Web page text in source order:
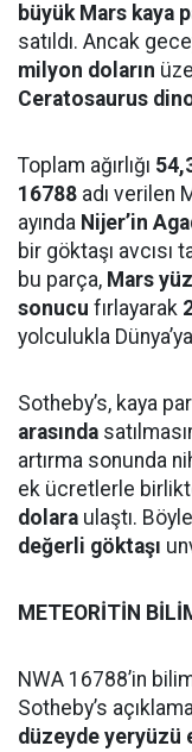
büyük Mars kaya
satıldı. Ancak
milyon doların
Ceratosaurus
Toplam ağırlığı
16788 adı verilen
ayında Nijer’in
bir göktaşı avcısı
bu parça, Mars
sonucu fırlayarak
yolculukla
Sotheby’s, kaya
arasında
artırma sonunda
ek ücretlerle
dolara ulaştı.
değerli göktaşı
METEORİTİN
NWA 16788’in
Sotheby’s
düzeyde yeryüzü